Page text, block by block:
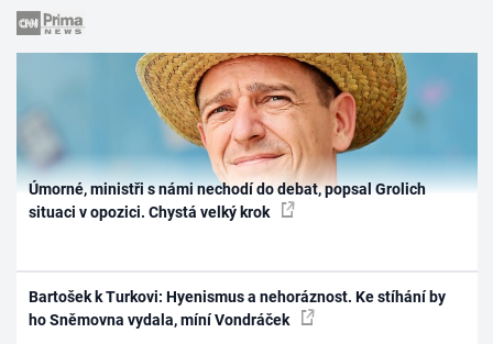
Úmorné, ministři s námi nechodí do debat, popsal Grolich
situaci v opozici. Chystá velký krok
Bartošek k Turkovi: Hyenismus a nehoráznost. Ke stíhání by
ho Sněmovna vydala, míní Vondráček